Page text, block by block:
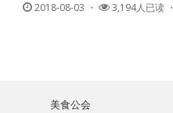
2018-08-03 ・ 3,194人已读 ・
美食公会